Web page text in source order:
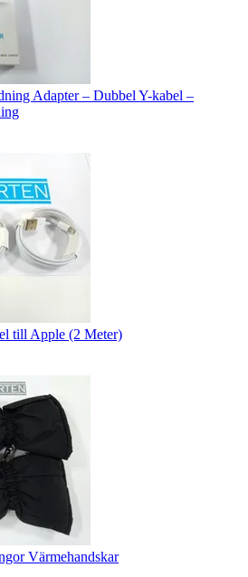
Adapter – Dubbel Y-kabel –
till Apple (2 Meter)
Värmehandskar